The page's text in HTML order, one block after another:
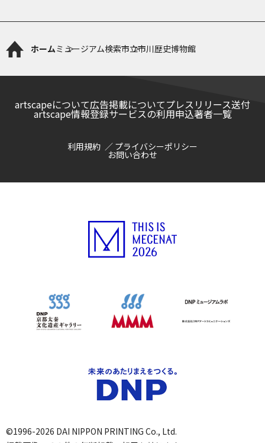
ホームミュージアム検索市立市川歴史博物館
artscapeについて広告掲載についてプレスリリース送付
artscape情報登録サービスの利用申込著者一覧
利用規約 プライバシーポリシー
お問い合わせ
©1996-2026 DAI NIPPON PRINTING Co., Ltd.